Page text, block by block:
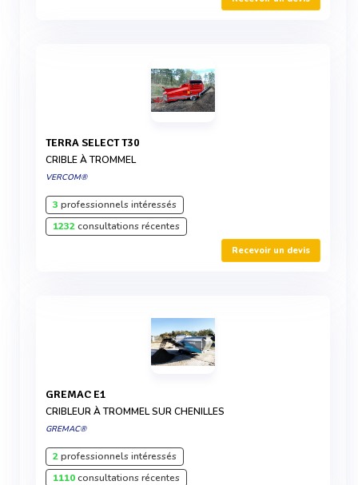
TERRA SELECT T30
CRIBLE À TROMMEL
VERCOM®
3 professionnels intéressés
1232consultations récentes
Recevoir un devis
GREMAC E1
CRIBLEUR À TROMMEL SUR CHENILLES
GREMAC®
2professionnels intéressés
1110consultations récentes